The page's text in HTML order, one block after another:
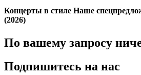
Концерты в стиле Наше
(2026)
По вашему запросу
Подпишитесь на нас